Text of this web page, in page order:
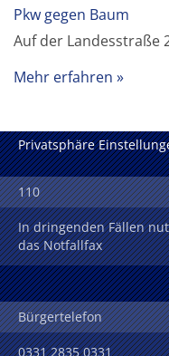
Pkw gegen Baum
Auf der Landesstraße
Mehr erfahren
Privatsphäre
110
In dringenden Fällen
das Notfallfax
Bürgertelefon
0331 2835 0331